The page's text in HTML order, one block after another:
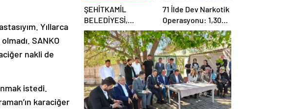
Yıllarca
SANKO
nakli de
istedi.
karaciğer
ŞEHİTKAMİL
BELEDİYESİ,
KORUMA ALTINDAKİ
ÇOCUKLARI
SPORLA
BULUŞTURUYOR
71 İlde Dev Narkotik
Operasyonu: 1,302
Şüpheli Yakalandı,
844 Tutuklama